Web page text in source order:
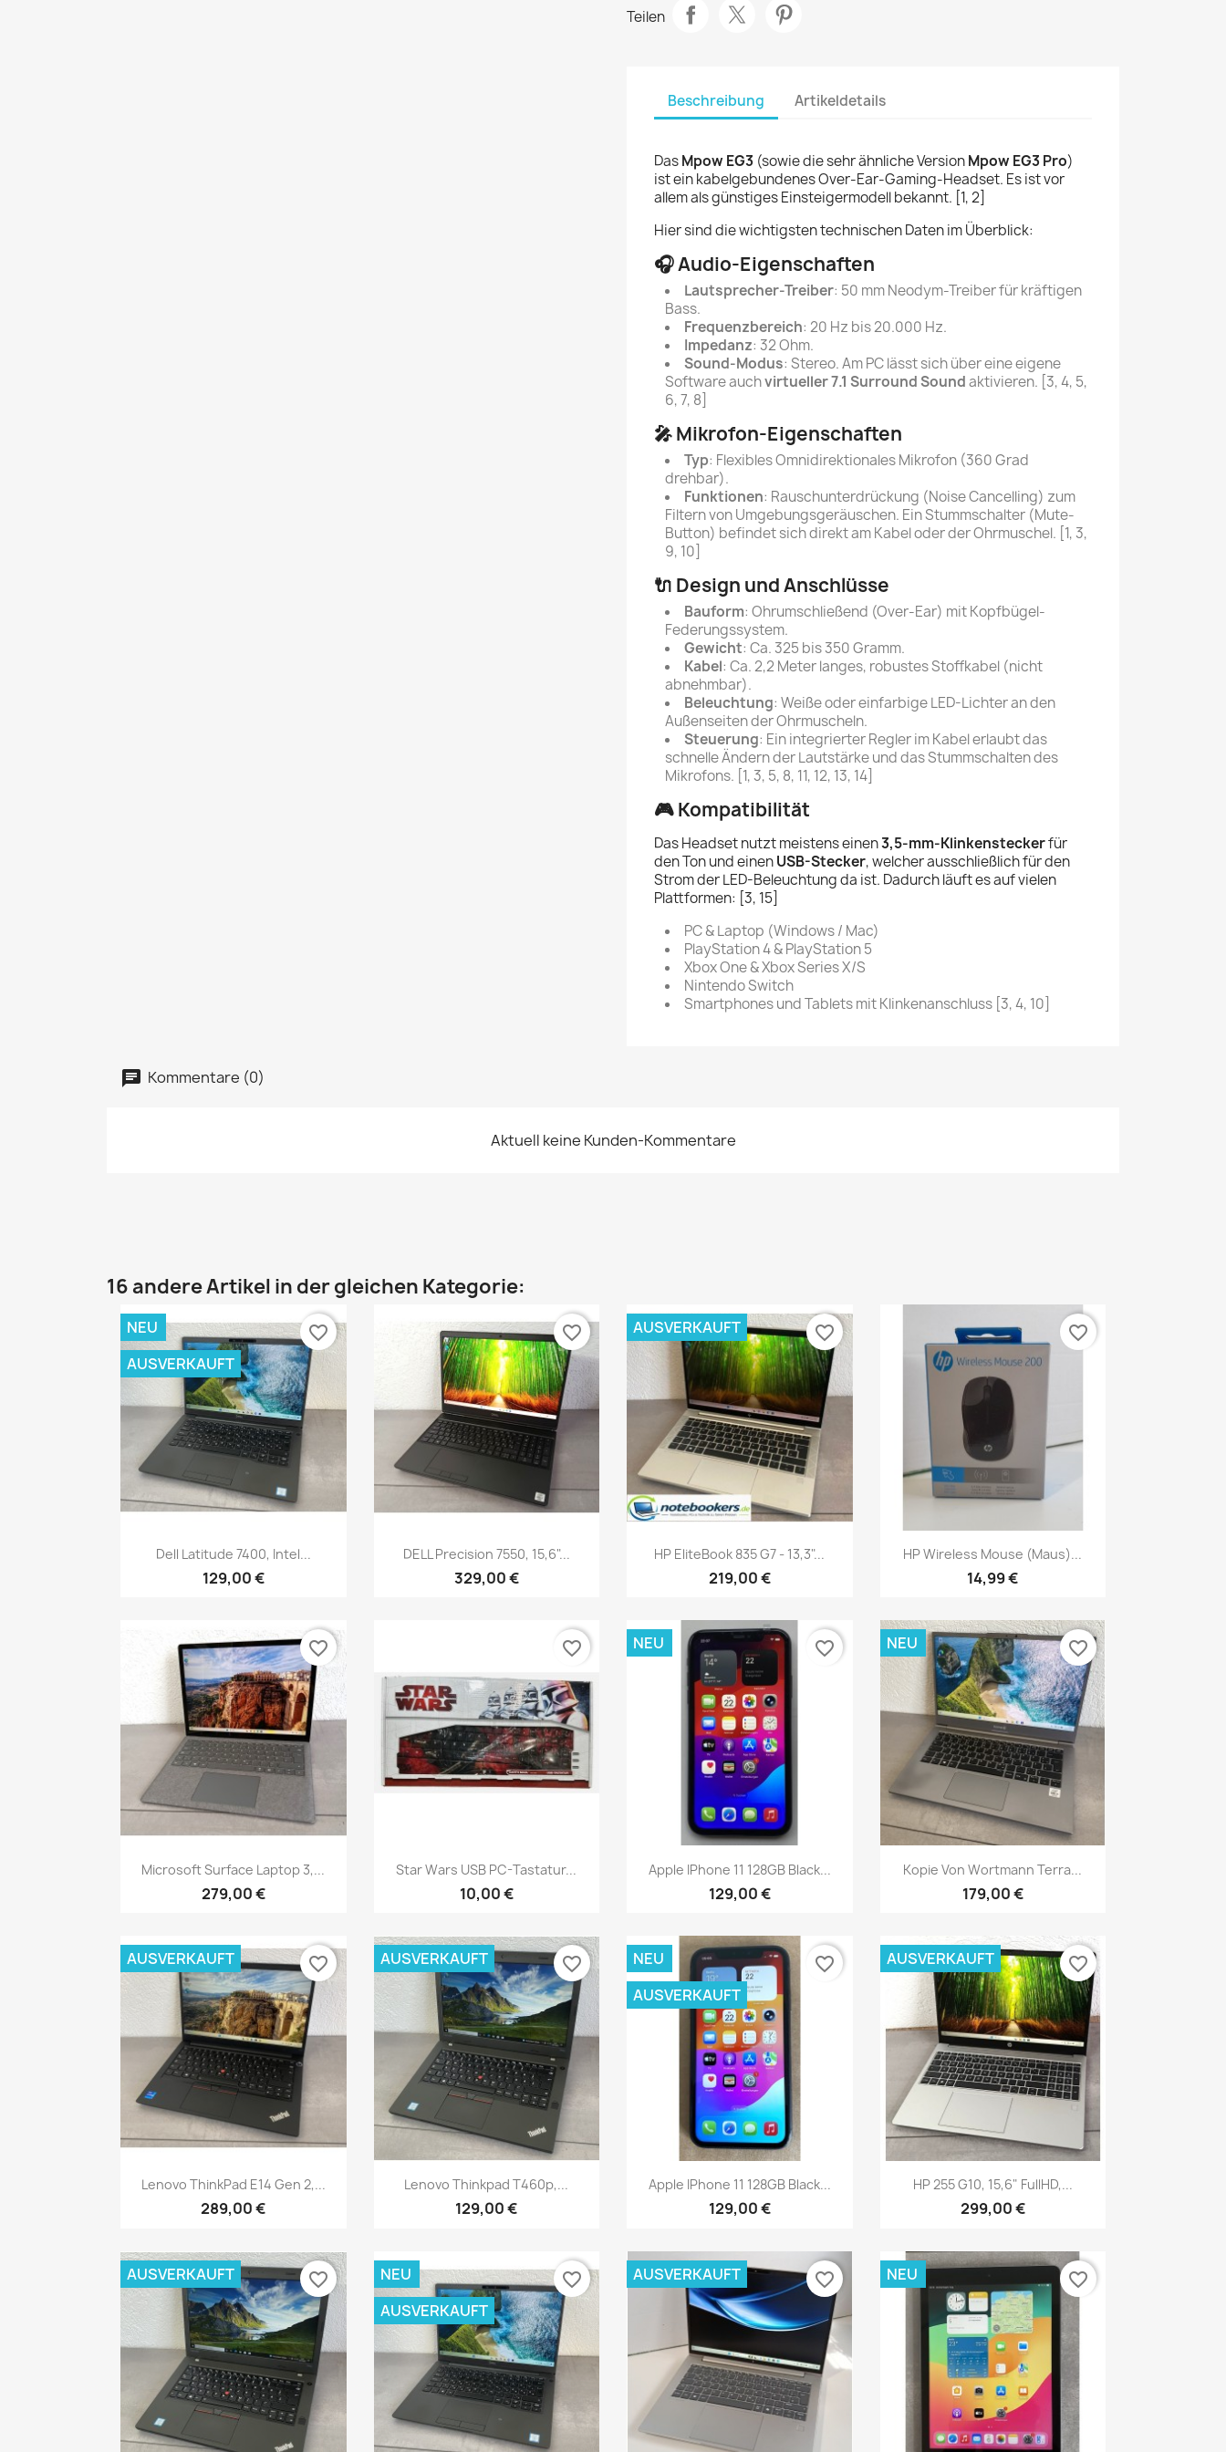
Teilen
Beschreibung Artikeldetails
DasMpow EG3 (sowie die sehr ähnliche VersionMpow EG3 Pro)
ist ein kabelgebundenes Over-Ear-Gaming-Headset. Es ist vor
allem als günstiges Einsteigermodell bekannt. [1, 2]
Hier sind die wichtigsten technischen Daten im Überblick:
🎧 Audio-Eigenschaften
Lautsprecher-Treiber: 50 mm Neodym-Treiber für kräftigen
Bass.
Frequenzbereich: 20 Hz bis 20.000 Hz.
Impedanz: 32 Ohm.
Sound-Modus: Stereo. Am PC lässt sich über eine eigene
Software auchvirtueller 7.1 Surround Soundaktivieren. [3, 4, 5,
6, 7, 8]
🎤 Mikrofon-Eigenschaften
Typ: Flexibles Omnidirektionales Mikrofon (360 Grad
drehbar).
Funktionen: Rauschunterdrückung (Noise Cancelling) zum
Filtern von Umgebungsgeräuschen. Ein Stummschalter (Mute-
Button) befindet sich direkt am Kabel oder der Ohrmuschel. [1, 3,
9, 10]
🔌 Design und Anschlüsse
Bauform: Ohrumschließend (Over-Ear) mit Kopfbügel-
Federungssystem.
Gewicht: Ca. 325 bis 350 Gramm.
Kabel: Ca. 2,2 Meter langes, robustes Stoffkabel (nicht
abnehmbar).
Beleuchtung: Weiße oder einfarbige LED-Lichter an den
Außenseiten der Ohrmuscheln.
Steuerung: Ein integrierter Regler im Kabel erlaubt das
schnelle Ändern der Lautstärke und das Stummschalten des
Mikrofons. [1, 3, 5, 8, 11, 12, 13, 14]
🎮 Kompatibilität
Das Headset nutzt meistens einen3,5-mm-Klinkensteckerfür
den Ton und einenUSB-Stecker, welcher ausschließlich für den
Strom der LED-Beleuchtung da ist. Dadurch läuft es auf vielen
Plattformen: [3, 15]
PC & Laptop (Windows / Mac)
PlayStation 4 & PlayStation 5
Xbox One & Xbox Series X/S
Nintendo Switch
Smartphones und Tablets mit Klinkenanschluss [3, 4, 10]
Kommentare (0)
Aktuell keine Kunden-Kommentare
16 andere Artikel in der gleichen Kategorie:
Vorschau
Dell Latitude 7400, Intel...
129,00 €
NEU
AUSVERKAUFT
favorite_border
Vorschau
DELL Precision 7550, 15,6"...
329,00 €
favorite_border
Vorschau
HP EliteBook 835 G7 - 13,3"...
219,00 €
AUSVERKAUFT favorite_border
Vorschau
HP Wireless Mouse (Maus)...
14,99 €
favorite_border
Vorschau
Microsoft Surface Laptop 3,...
279,00 €
favorite_border
 Vorschau
Star Wars USB PC-Tastatur...
10,00 €
favorite_border
Vorschau
Apple IPhone 11 128GB Black...
129,00 €
NEU favorite_border
Vorschau
Kopie Von Wortmann Terra...
179,00 €
NEU favorite_border
Vorschau
Lenovo ThinkPad E14 Gen 2,...
289,00 €
AUSVERKAUFT favorite_border
Vorschau
Lenovo Thinkpad T460p,...
129,00 €
AUSVERKAUFT favorite_border
Vorschau
Apple IPhone 11 128GB Black...
129,00 €
NEU
AUSVERKAUFT
favorite_border
Vorschau
HP 255 G10, 15,6" FullHD,...
299,00 €
AUSVERKAUFT favorite_border
AUSVERKAUFT favorite_border
NEU
AUSVERKAUFT
favorite_border AUSVERKAUFT favorite_border NEU favorite_border